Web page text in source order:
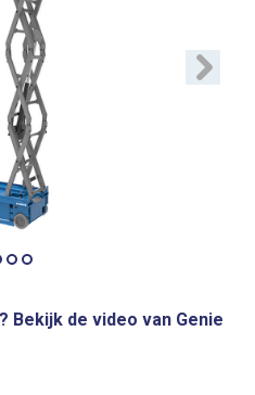
Bekijk de video van Genie